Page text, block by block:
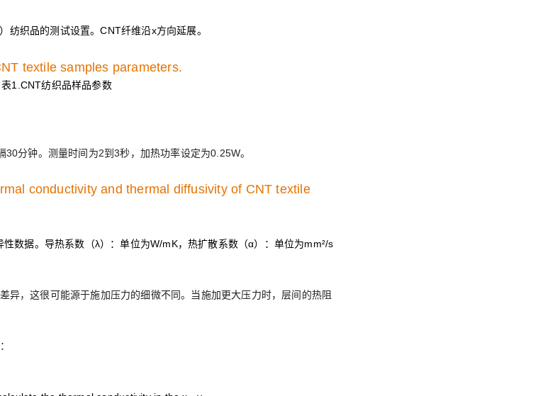
纺织品的测试设置。CNT纤维沿x方向延展。
表1.CNT纺织品样品参数
分钟。测量时间为2到3秒，加热功率设定为0.25W。
数据。导热系数（λ）‌：单位为W/mK，热扩散系数（α）‌：单位为mm²/s
异，这很可能源于施加压力的细微不同。当施加更大压力时，层间的热阻